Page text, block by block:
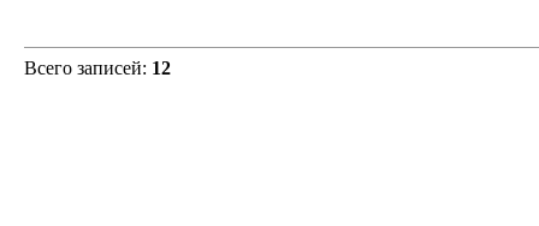
Всего записей: 12